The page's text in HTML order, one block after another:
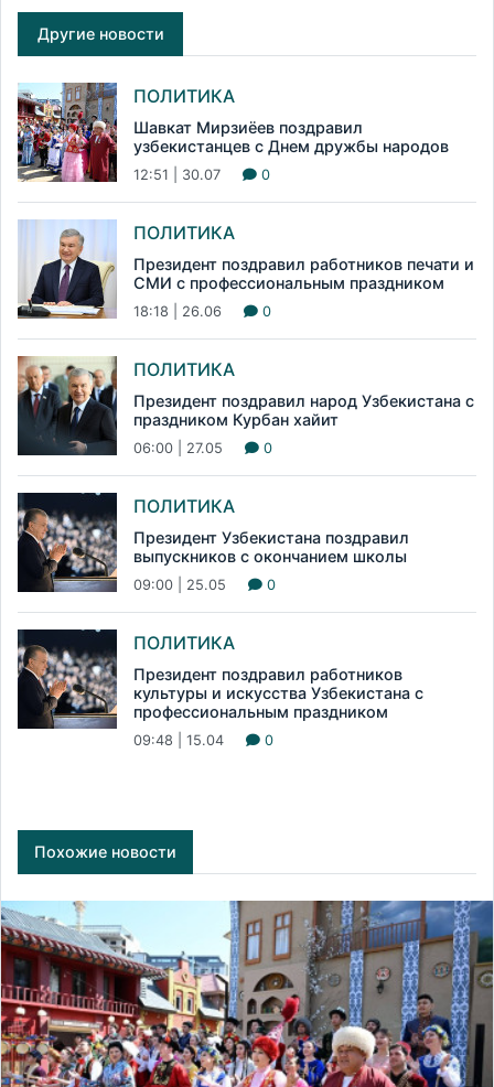
Другие новости
ПОЛИТИКА
Шавкат Мирзиёев поздравил
узбекистанцев с Днем дружбы народов
12:51 | 30.07 0
ПОЛИТИКА
Президент поздравил работников печати и
СМИ с профессиональным праздником
18:18 | 26.06 0
ПОЛИТИКА
Президент поздравил народ Узбекистана с
праздником Курбан хайит
06:00 | 27.05 0
ПОЛИТИКА
Президент Узбекистана поздравил
выпускников с окончанием школы
09:00 | 25.05 0
ПОЛИТИКА
Президент поздравил работников
культуры и искусства Узбекистана с
профессиональным праздником
09:48 | 15.04 0
Похожие новости